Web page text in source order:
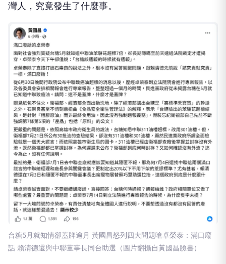
灣人，究竟發生了什麼事。
台糖5月就知情卻蓋牌逾月 黃國昌怒列四大問題嗆卓榮泰：滿口廢
話 賴清德還與中聯董事長同台助選（圖片翻攝自黃國昌臉書）